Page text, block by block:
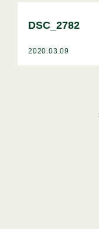
DSC_2782
2020.03.09